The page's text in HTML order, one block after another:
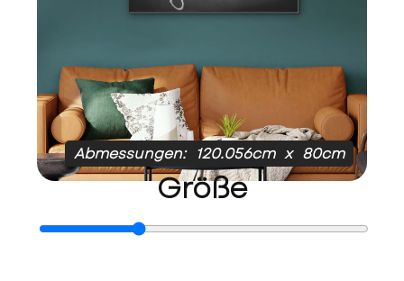
Abmessungen: 120.056cm x 80cm
Größe